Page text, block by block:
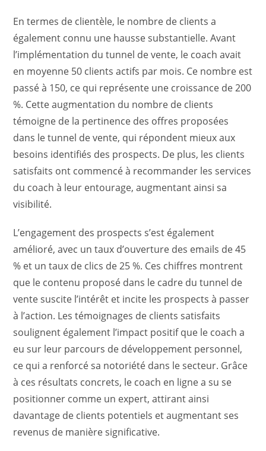
En termes de clientèle, le nombre de clients a
également connu une hausse substantielle. Avant
l’implémentation du tunnel de vente, le coach avait
en moyenne 50 clients actifs par mois. Ce nombre est
passé à 150, ce qui représente une croissance de 200
%. Cette augmentation du nombre de clients
témoigne de la pertinence des offres proposées
dans le tunnel de vente, qui répondent mieux aux
besoins identifiés des prospects. De plus, les clients
satisfaits ont commencé à recommander les services
du coach à leur entourage, augmentant ainsi sa
visibilité.
L’engagement des prospects s’est également
amélioré, avec un taux d’ouverture des emails de 45
% et un taux de clics de 25 %. Ces chiffres montrent
que le contenu proposé dans le cadre du tunnel de
vente suscite l’intérêt et incite les prospects à passer
à l’action. Les témoignages de clients satisfaits
soulignent également l’impact positif que le coach a
eu sur leur parcours de développement personnel,
ce qui a renforcé sa notoriété dans le secteur. Grâce
à ces résultats concrets, le coach en ligne a su se
positionner comme un expert, attirant ainsi
davantage de clients potentiels et augmentant ses
revenus de manière significative.